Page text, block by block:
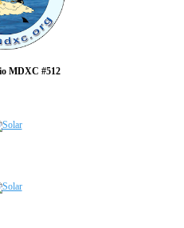
MDXC #512